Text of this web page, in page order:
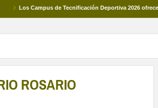
de Tecnificación Deportiva 2026 ofrecen cuatro
ROSARIO